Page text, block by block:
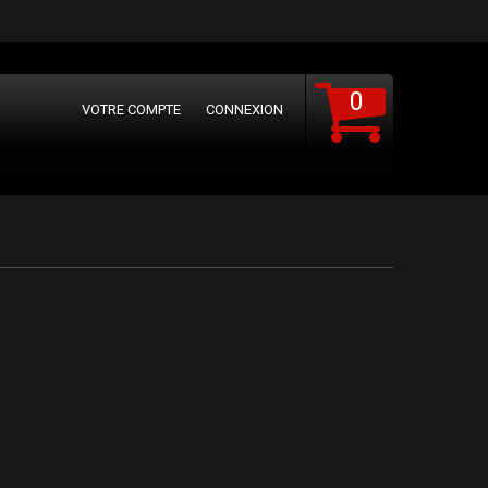
0
VOTRE COMPTE CONNEXION